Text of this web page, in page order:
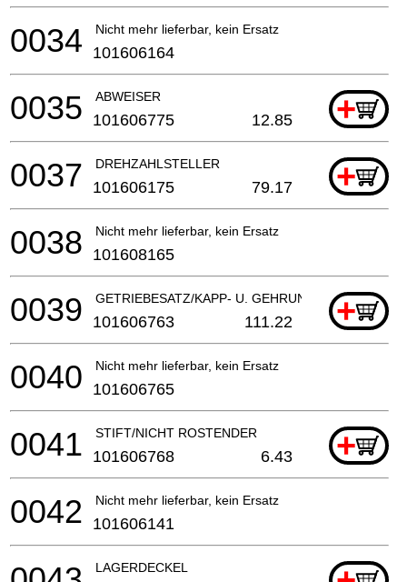
Nicht mehr lieferbar, kein Ersatz
0034 101606164
ABWEISER +
0035 101606775 12.85
DREHZAHLSTELLER +
0037 101606175 79.17
Nicht mehr lieferbar, kein Ersatz
0038 101608165
GETRIEBESATZ/KAPP- U. GEHRUNGSSAeGE
+
0039 101606763 111.22
Nicht mehr lieferbar, kein Ersatz
0040 101606765
STIFT/NICHT ROSTENDER +
0041 101606768 6.43
Nicht mehr lieferbar, kein Ersatz
0042 101606141
LAGERDECKEL